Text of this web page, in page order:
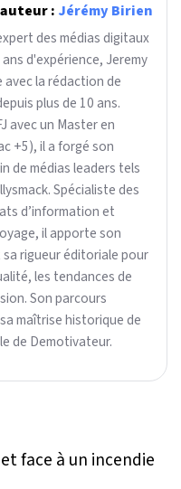
: Jérémy Birien
des médias digitaux
d'expérience, Jeremy
la rédaction de
plus de 10 ans.
avec un Master en
+5), il a forgé son
de médias leaders tels
Spécialiste des
d’information et
il apporte son
rigueur éditoriale pour
les tendances de
Son parcours
maîtrise historique de
de Demotivateur.